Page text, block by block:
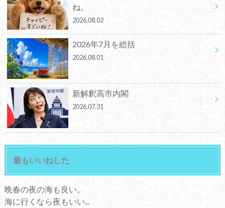
ね。
2026.08.02
2026年7月を総括
2026.08.01
新解釈高市内閣
2026.07.31
最もいいねした
晩春の夜の海も良い。
海に行くなら夜もいい...